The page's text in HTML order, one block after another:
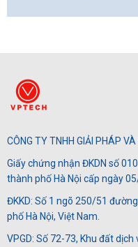
CÔNG TY TNHH GIẢI PHÁP
Giấy chứng nhận ĐKDN số
thành phố Hà Nội cấp ngày
ĐKKD: Số 1 ngõ 250/51
phố Hà Nội, Việt Nam.
VPGD: Số 72-73, Khu đất